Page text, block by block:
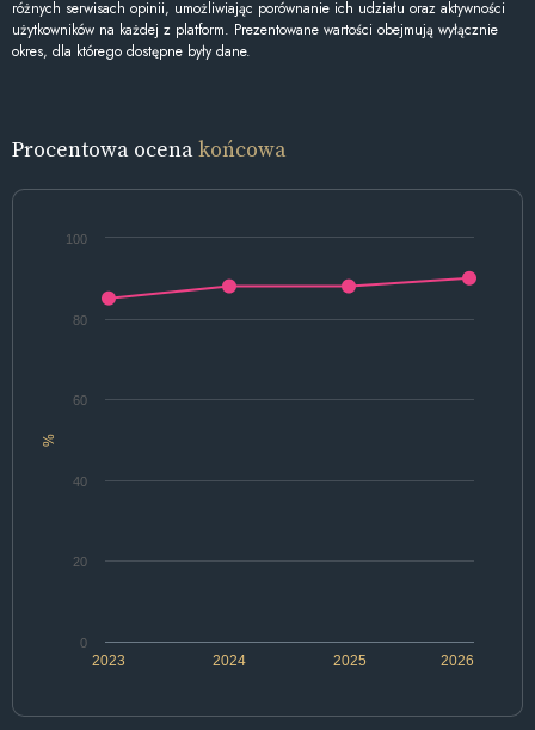
różnych serwisach opinii, umożliwiając porównanie ich udziału oraz aktywności
użytkowników na każdej z platform. Prezentowane wartości obejmują wyłącznie
okres, dla którego dostępne były dane.
Procentowa ocenakońcowa
%
2024 2026
2023 2025
0
20
40
60
80
100